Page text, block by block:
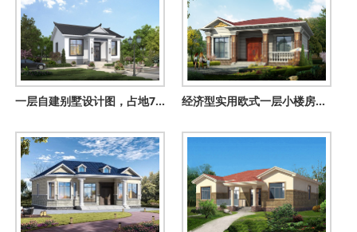
一层自建别墅设计图，占地70平不大功能很齐全，非常适合农村养 经济型实用欧式一层小楼房别墅平房设计图，11X10米